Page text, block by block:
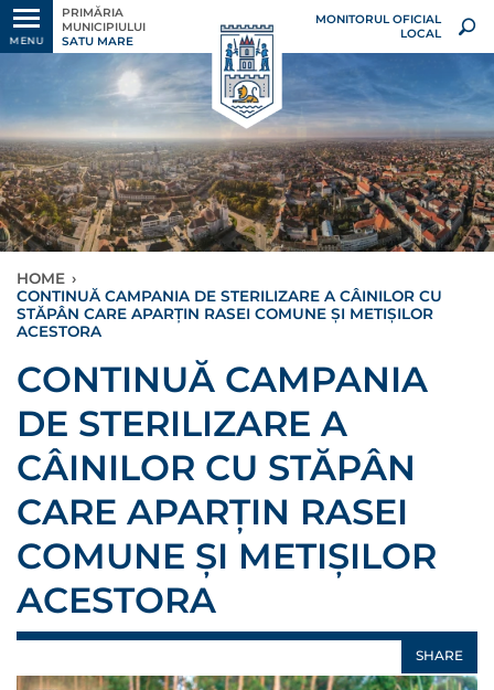
MENU
PRIMĂRIA
MUNICIPIULUI
SATU MARE
MONITORUL OFICIAL
LOCAL
HOME ›
CONTINUĂ CAMPANIA DE STERILIZARE A CÂINILOR CU
STĂPÂN CARE APARȚIN RASEI COMUNE ȘI METIȘILOR
ACESTORA
CONTINUĂ CAMPANIA
DE STERILIZARE A
CÂINILOR CU STĂPÂN
CARE APARȚIN RASEI
COMUNE ȘI METIȘILOR
ACESTORA
SHARE